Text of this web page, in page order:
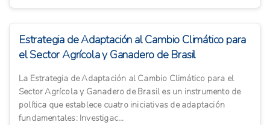
Estrategia de Adaptación al Cambio Climático para
el Sector Agrícola y Ganadero de Brasil
La Estrategia de Adaptación al Cambio Climático para el
Sector Agrícola y Ganadero de Brasil es un instrumento de
política que establece cuatro iniciativas de adaptación
fundamentales: Investigac...